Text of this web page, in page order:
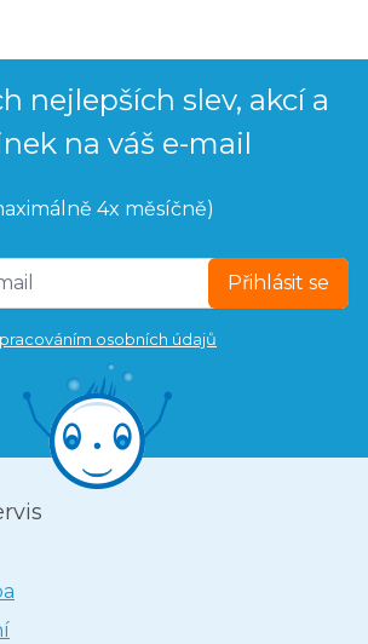
nejlepších slev, akcí a
na váš e-mail
4x měsíčně)
Přihlásit se
osobních údajů